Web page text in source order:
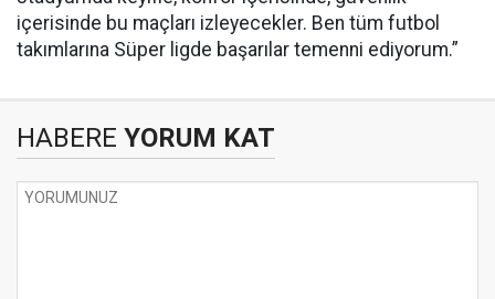
içerisinde bu maçları izleyecekler. Ben tüm futbol
takımlarına Süper ligde başarılar temenni ediyorum.”
HABERE YORUM KAT